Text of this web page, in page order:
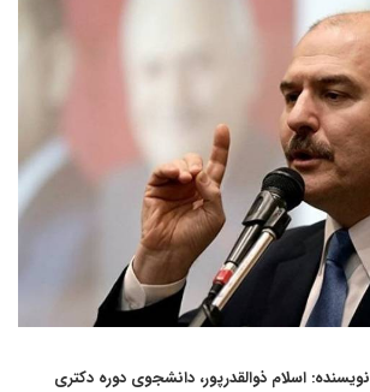
نویسنده: اسلام ذوالقدرپور، دانشجوی دوره دکتری